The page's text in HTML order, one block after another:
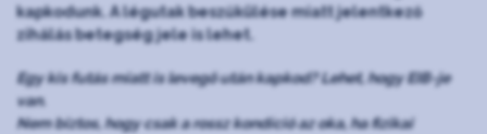
kapkodunk. A légutak beszűkülése miatt jelentkező
zihálás betegség jele is lehet.
Egy kis futás miatt is levegő után kapkod? Lehet, hogy EIB-je
van.
Nem biztos, hogy csak a rossz kondíció az oka, ha fizikai